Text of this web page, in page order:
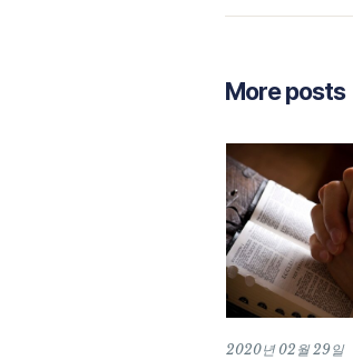
More posts
2020년 02월 29일